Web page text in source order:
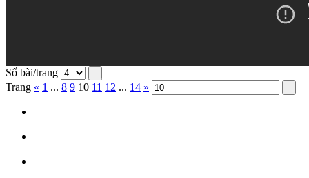
Số bài/trang
Trang « 1 ... 8 9 10 11 12 ... 14 »